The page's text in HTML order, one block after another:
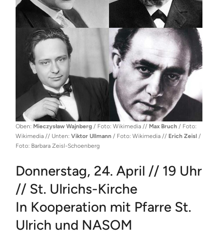
Oben: Mieczysław Wajnberg / Foto: Wikimedia // Max Bruch / Foto:
Wikimedia // Unten: Viktor Ullmann / Foto: Wikimedia // Erich Zeisl /
Foto: Barbara Zeisl-Schoenberg
Donnerstag, 24. April // 19 Uhr
// St. Ulrichs-Kirche
In Kooperation mit Pfarre St.
Ulrich und NASOM